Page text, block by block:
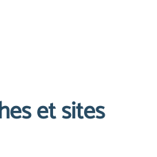
et sites